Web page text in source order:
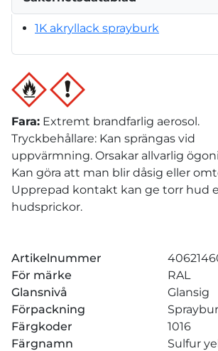
1K akryllack sprayburk
Fara: Extremt brandfarlig aerosol.
Tryckbehållare: Kan sprängas vid
uppvärmning. Orsakar allvarlig
Kan göra att man blir dåsig eller
Upprepad kontakt kan ge torr hud
hudsprickor.
Artikelnummer
För märke
RAL
Glansnivå
Glansig
Förpackning
Färgkoder
1016
Färgnamn
Sulfur